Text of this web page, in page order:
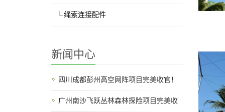
绳索连接配件
新闻中心
四川成都彭州高空网阵项目完美收官！
广州南沙飞跃丛林森林探险项目完美收